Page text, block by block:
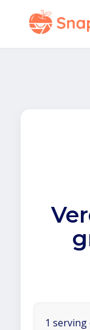
1 serving